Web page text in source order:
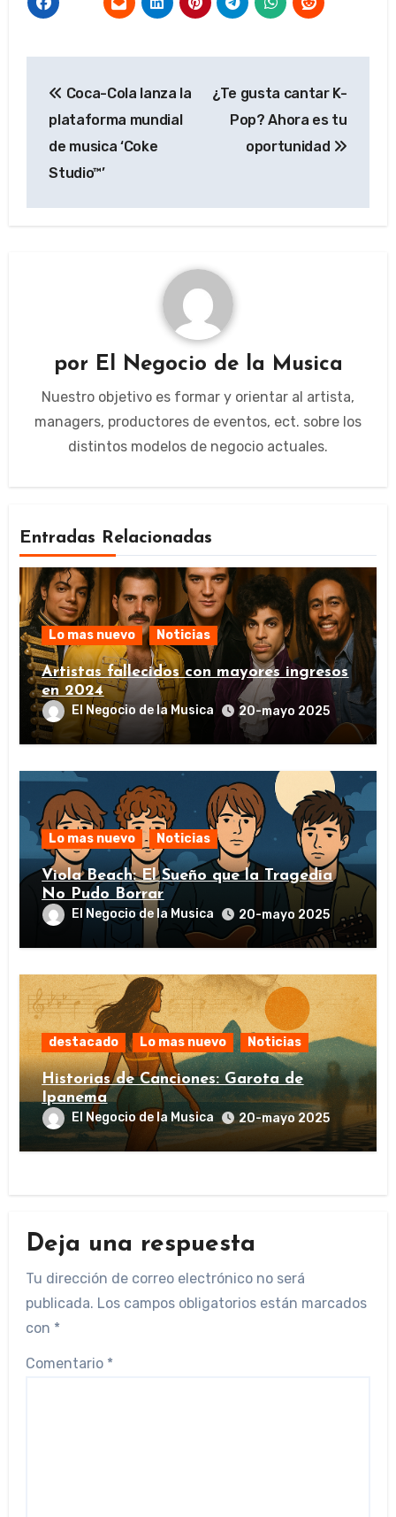
de
entradas
Coca-Cola lanza la
plataforma mundial
de musica ‘Coke
Studio™’
¿Te gusta cantar K-
Pop? Ahora es tu
oportunidad
por El Negocio de la Musica
Nuestro objetivo es formar y orientar al artista,
managers, productores de eventos, ect. sobre los
distintos modelos de negocio actuales.
Entradas Relacionadas
Lo mas nuevo Noticias
Artistas fallecidos con mayores ingresos
en 2024
El Negocio de la Musica 20-mayo 2025
Lo mas nuevo Noticias
Viola Beach: El Sueño que la Tragedia
No Pudo Borrar
El Negocio de la Musica 20-mayo 2025
destacado Lo mas nuevo Noticias
Historias de Canciones: Garota de
Ipanema
El Negocio de la Musica 20-mayo 2025
Deja una respuesta
Tu dirección de correo electrónico no será
publicada. Los campos obligatorios están marcados
con *
Comentario *